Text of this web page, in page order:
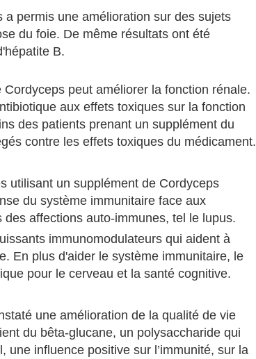
permis une amélioration sur des sujets
du foie. De même résultats ont été
B.
peut améliorer la fonction rénale.
aux effets toxiques sur la fonction
des patients prenant un supplément du
contre les effets toxiques du médicament.
utilisant un supplément de Cordyceps
du système immunitaire face aux
affections auto-immunes, tel le lupus.
immunomodulateurs qui aident à
En plus d'aider le système immunitaire, le
pour le cerveau et la santé cognitive.
une amélioration de la qualité de vie
du bêta-glucane, un polysaccharide qui
une influence positive sur l’immunité, sur la